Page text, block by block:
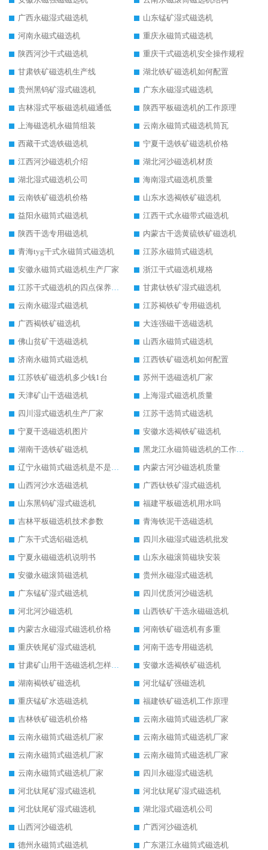
广西永磁湿式磁选机
山东锰矿湿式磁选机
河南永磁式磁选机
重庆永磁筒式磁选机
陕西河沙干式磁选机
重庆干式磁选机安全操作规程
甘肃铁矿磁选机生产线
湖北铁矿磁选机如何配置
贵州黑钨矿湿式磁选机
广东永磁湿式磁选机
吉林湿式平板磁选机磁通低
陕西平板磁选机的工作原理
上海磁选机永磁筒组装
云南永磁筒式磁选机筒瓦
西藏干式选铁磁选机
宁夏干选铁矿磁选机价格
江西河沙磁选机介绍
湖北河沙磁选机材质
湖北湿式磁选机公司
海南湿式磁选机质量
云南铁矿磁选机价格
山东水选褐铁矿磁选机
益阳永磁筒式磁选机
江西干式永磁带式磁选机
陕西干选专用磁选机
内蒙古干选黄硫铁矿磁选机
青海tyg干式永磁筒式磁选机
江苏永磁筒式磁选机
安徽永磁筒式磁选机生产厂家
浙江干式磁选机规格
江苏干式磁选机的四点保养秘籍
甘肃钛铁矿湿式磁选机
云南永磁湿式磁选机
江苏褐铁矿专用磁选机
广西褐铁矿磁选机
大连强磁干选磁选机
佛山贫矿干选磁选机
山西永磁筒式磁选机
济南永磁筒式磁选机
江西铁矿磁选机如何配置
江苏铁矿磁选机多少钱1台
苏州干选磁选机厂家
天津矿山干选磁选机
上海湿式磁选机质量
四川湿式磁选机生产厂家
江苏干选筒式磁选机
宁夏干选磁选机图片
安徽水选褐铁矿磁选机
湖南干选铁矿磁选机
黑龙江永磁筒磁选机的工作原理
辽宁永磁筒式磁选机是不是强磁
内蒙古河沙磁选机质量
山西河沙水选磁选机
广西钛铁矿湿式磁选机
山东黑钨矿湿式磁选机
福建平板磁选机用水吗
吉林平板磁选机技术参数
青海铁泥干选磁选机
广东干式选铝磁选机
四川永磁湿式磁选机批发
宁夏永磁磁选机说明书
山东永磁滚筒磁块安装
安徽永磁滚筒磁选机
贵州永磁湿式磁选机
广东锰矿湿式磁选机
四川优质河沙磁选机
河北河沙磁选机
山西铁矿干选永磁磁选机
内蒙古永磁湿式磁选机价格
河南铁矿磁选机有多重
重庆铁尾矿湿式磁选机
河南干选专用磁选机
甘肃矿山用干选磁选机怎样调磁
安徽水选褐铁矿磁选机
湖南褐铁矿磁选机
河北锰矿强磁选机
重庆锰矿水选磁选机
福建铁矿磁选机工作原理
吉林铁矿磁选机价格
云南永磁筒式磁选机厂家
云南永磁筒式磁选机厂家
云南永磁筒式磁选机厂家
云南永磁筒式磁选机厂家
云南永磁筒式磁选机厂家
云南永磁筒式磁选机厂家
四川永磁湿式磁选机
河北钛尾矿湿式磁选机
河北钛尾矿湿式磁选机
河北钛尾矿湿式磁选机
湖北湿式磁选机公司
山西河沙磁选机
广西河沙磁选机
德州永磁筒式磁选机
广东湛江永磁筒式磁选机